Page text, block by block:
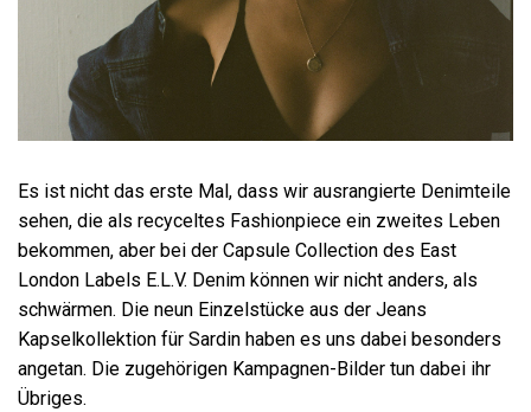
Es ist nicht das erste Mal, dass wir ausrangierte Denimteile
sehen, die als recyceltes Fashionpiece ein zweites Leben
bekommen, aber bei der Capsule Collection des East
London Labels E.L.V. Denim können wir nicht anders, als
schwärmen. Die neun Einzelstücke aus der Jeans
Kapselkollektion für Sardin haben es uns dabei besonders
angetan. Die zugehörigen Kampagnen-Bilder tun dabei ihr
Übriges.